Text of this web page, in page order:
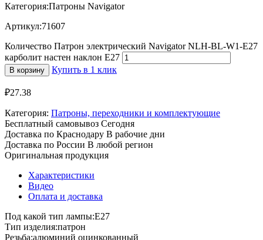
Категория:Патроны Navigator
Артикул:71607
Количество Патрон электрический Navigator NLH-BL-W1-E27
карболит настен наклон Е27
В корзину Купить в 1 клик
₽27.38
Категория: Патроны, переходники и комплектующие
Бесплатный самовывоз Сегодня
Доставка по Краснодару В рабочие дни
Доставка по России В любой регион
Оригинальная продукция
Характеристики
Видео
Оплата и доставка
Под какой тип лампы:E27
Тип изделия:патрон
Резьба:алюминий оцинкованный